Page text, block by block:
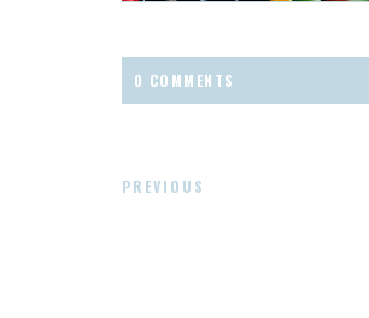
0 COMMENTS
PREVIOUS